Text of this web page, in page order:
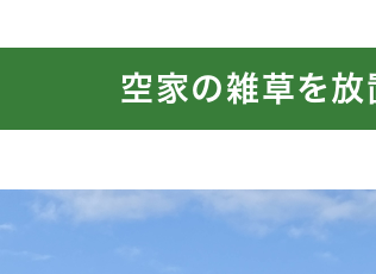
空家の雑草を放